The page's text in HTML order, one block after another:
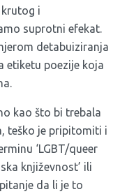
i
suprotni efekat.
detabuiziranja
etiketu poezije koja
kao što bi trebala
teško je pripitomiti i
‘LGBT/queer
književnost’ ili
da li je to